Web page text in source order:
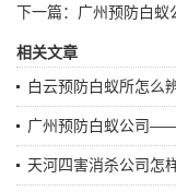
下一篇： 广州预防白
相关文章
白云预防白蚁所怎么
广州预防白蚁公司
天河四害消杀公司怎